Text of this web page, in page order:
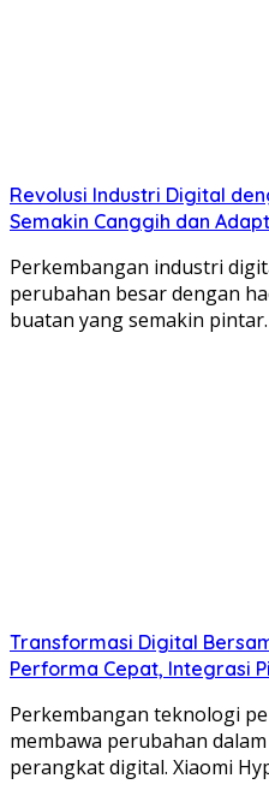
Revolusi Industri Digital
Semakin Canggih dan
Perkembangan industri
perubahan besar dengan
buatan yang semakin
Transformasi Digital
Performa Cepat, Integrasi
Perkembangan teknologi
membawa perubahan
perangkat digital. Xiaomi